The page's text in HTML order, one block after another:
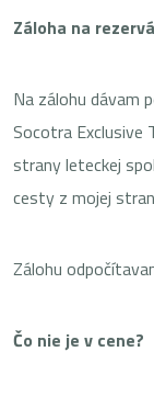
Záloha na
Na zálohu dávam
Socotra Exclusive
strany leteckej
cesty z mojej
Zálohu
Čo nie je v cene?